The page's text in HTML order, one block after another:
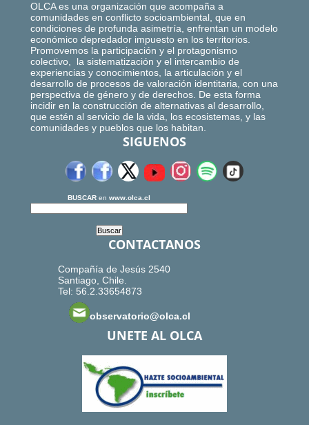
OLCA es una organización que acompaña a
comunidades en conflicto socioambiental, que en
condiciones de profunda asimetría, enfrentan un modelo
económico depredador impuesto en los territorios.
Promovemos la participación y el protagonismo
colectivo, la sistematización y el intercambio de
experiencias y conocimientos, la articulación y el
desarrollo de procesos de valoración identitaria, con una
perspectiva de género y de derechos. De esta forma
incidir en la construcción de alternativas al desarrollo,
que estén al servicio de la vida, los ecosistemas, y las
comunidades y pueblos que los habitan.
SIGUENOS
BUSCAR en www.olca.cl
CONTACTANOS
Compañía de Jesús 2540
Santiago, Chile.
Tel: 56.2.33654873
observatorio@olca.cl
UNETE AL OLCA